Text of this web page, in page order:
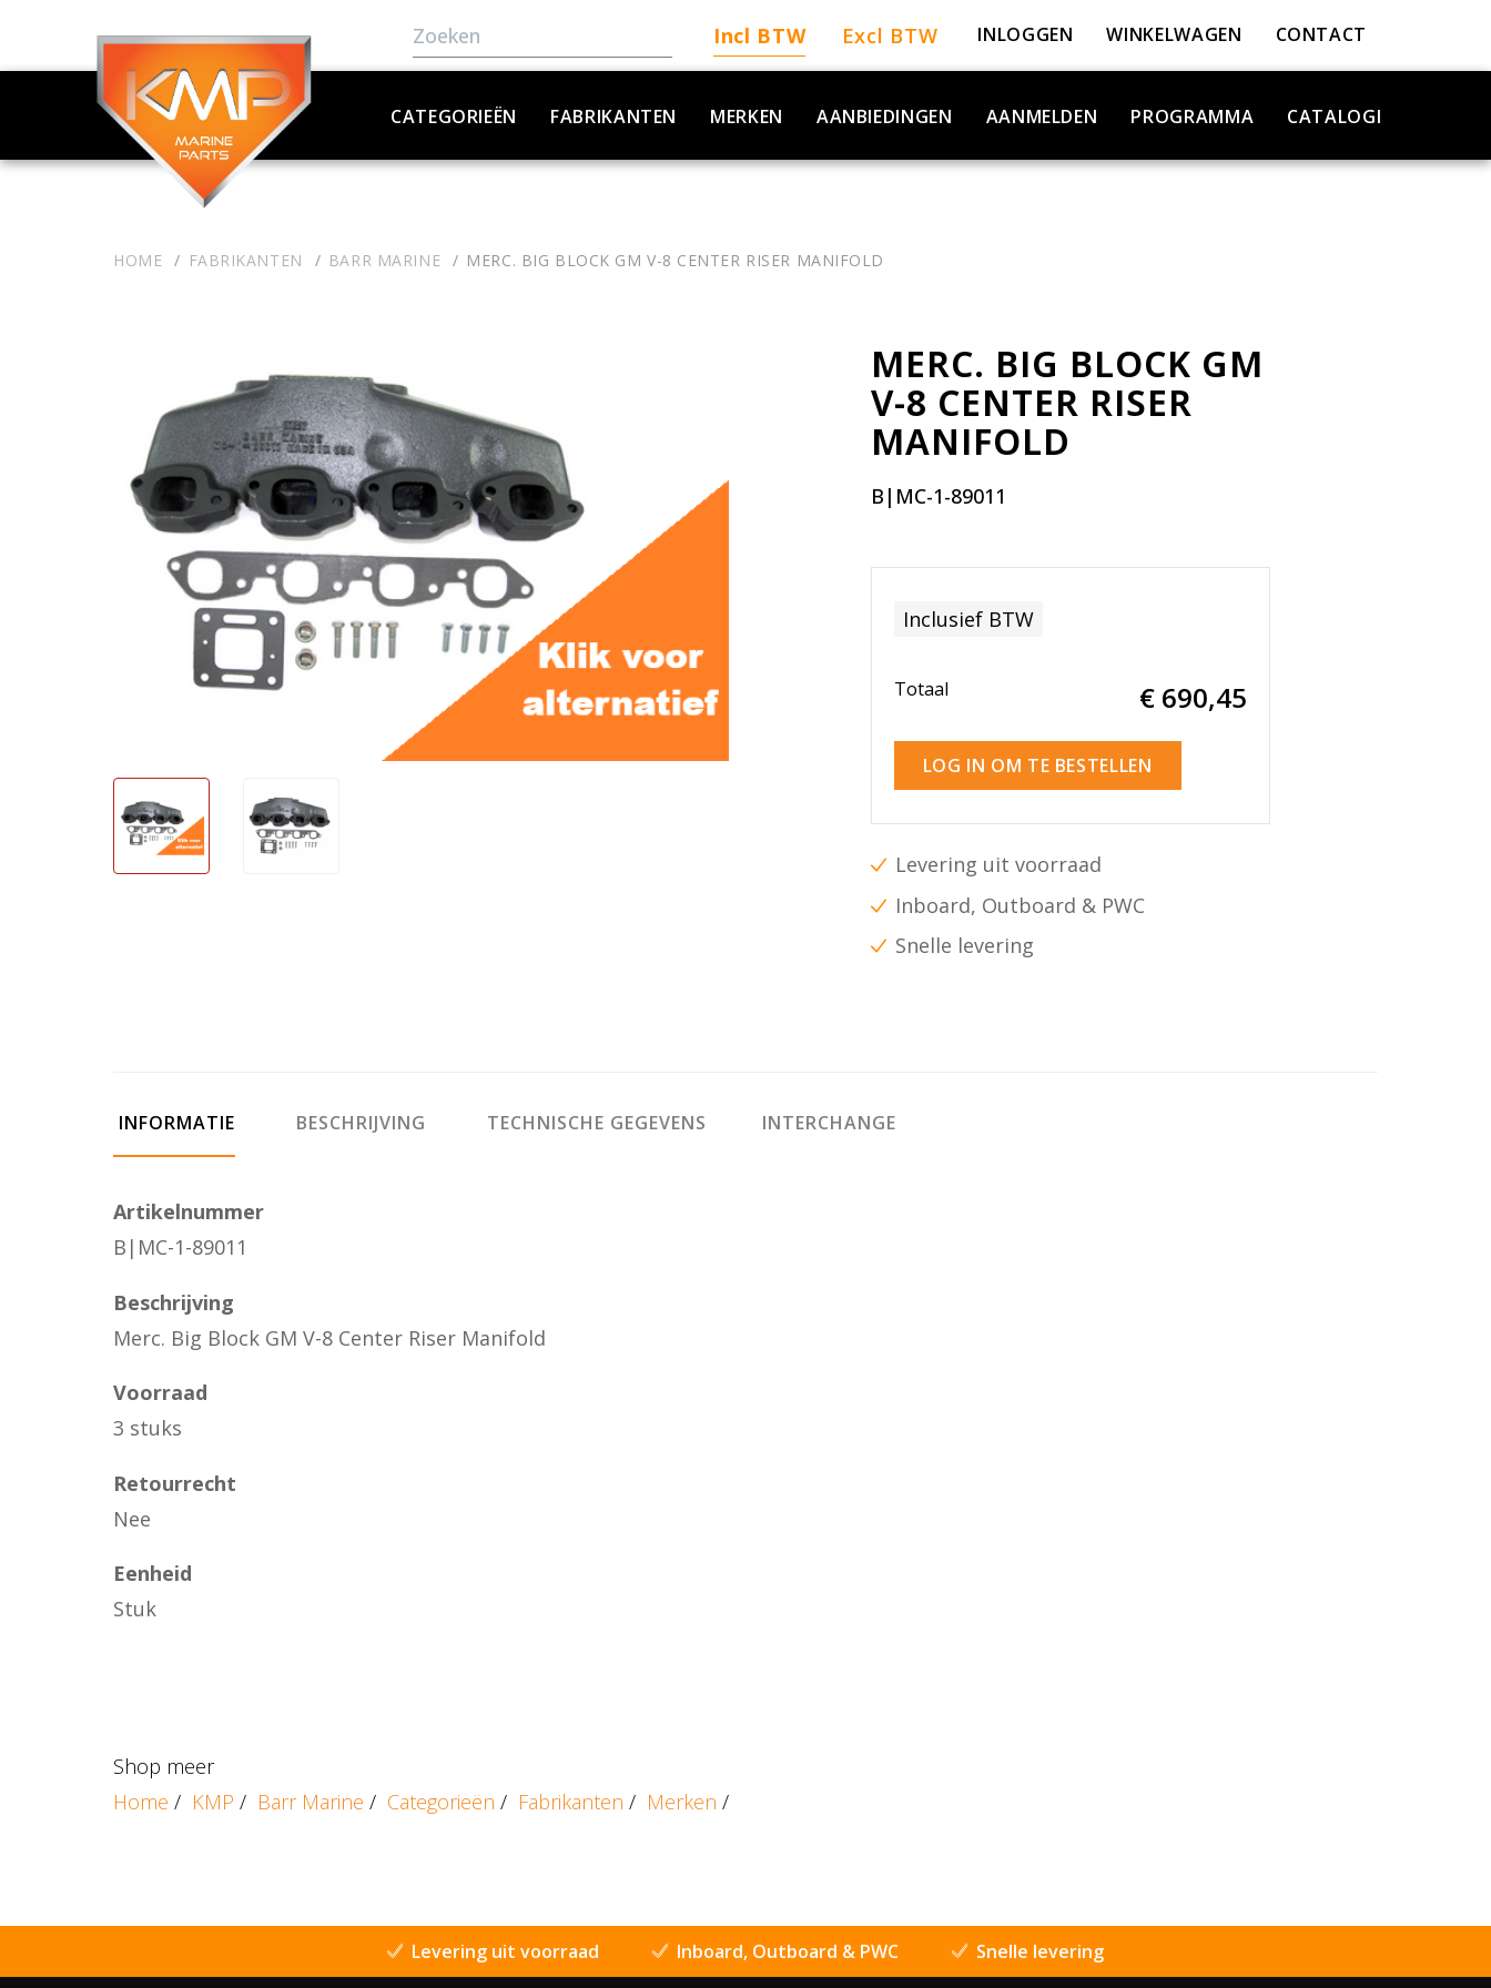
Incl BTW Excl BTW INLOGGEN WINKELWAGEN CONTACT
CATEGORIEËN FABRIKANTEN MERKEN AANBIEDINGEN AANMELDEN PROGRAMMA CATALOGI
HOME FABRIKANTEN BARR MARINE MERC. BIG BLOCK GM V-8 CENTER RISER MANIFOLD
MERC. BIG BLOCK GM
V-8 CENTER RISER
MANIFOLD
B|MC-1-89011
Inclusief BTW
Totaal € 690,45
LOG IN OM TE BESTELLEN
Levering uit voorraad
Inboard, Outboard & PWC
Snelle levering
INFORMATIE BESCHRIJVING TECHNISCHE GEGEVENS INTERCHANGE
Artikelnummer
B|MC-1-89011
Beschrijving
Merc. Big Block GM V-8 Center Riser Manifold
Voorraad
3 stuks
Retourrecht
Nee
Eenheid
Stuk
Shop meer
Home / KMP / Barr Marine / Categorieën / Fabrikanten / Merken /
Levering uit voorraad Inboard, Outboard & PWC Snelle levering